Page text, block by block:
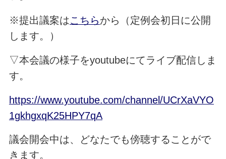
※提出議案はこちらから（定例会初日に公開
します。）
▽本会議の様子をyoutubeにてライブ配信しま
す。
https://www.youtube.com/channel/UCrXaVYO
1gkhgxqK25HPY7qA
議会開会中は、どなたでも傍聴することがで
きます。